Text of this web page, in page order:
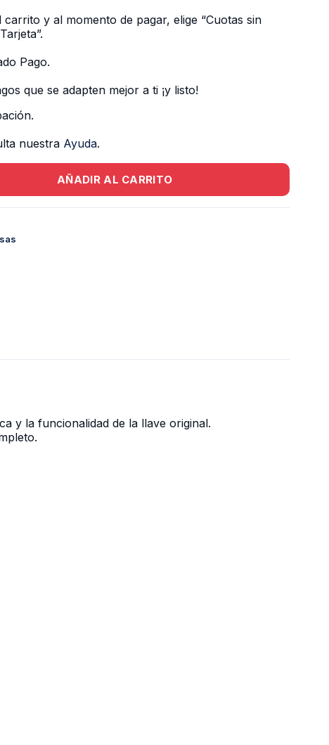
y al momento de pagar, elige “Cuotas sin
Pago.
que se adapten mejor a ti ¡y listo!
nuestra Ayuda.
AÑADIR AL CARRITO
y la funcionalidad de la llave original.